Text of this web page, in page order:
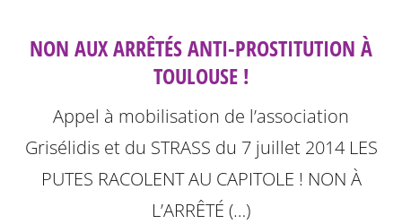
NON AUX ARRÊTÉS ANTI-PROSTITUTION À
TOULOUSE !
Appel à mobilisation de l’association
Grisélidis et du STRASS du 7 juillet 2014 LES
PUTES RACOLENT AU CAPITOLE ! NON À
L’ARRÊTÉ (…)